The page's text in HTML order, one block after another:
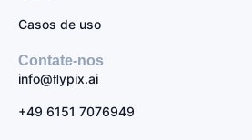
Casos de uso
Contate-nos
info@ﬂypix.ai
+49 6151 7076949